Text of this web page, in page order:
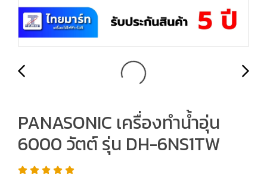
PANASONIC เครื่องทำน้ำอุ่น
6000 วัตต์ รุ่น DH-6NS1TW